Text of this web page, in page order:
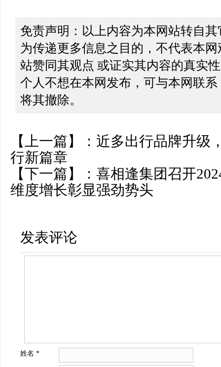
免责声明：以上内容为本网站转自
为传递更多信息之目的，不代表本
站赞同其观点 或证实其内容的真实
个人不想在本网发布，可与本网联
将其撤除。
【上一篇】： 近多出行品牌升级
行新篇章
【下一篇】： 喜相逢集团召开
维度增长彰显强劲势头
发表评论
姓名 *